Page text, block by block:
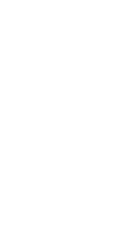
》
会议精